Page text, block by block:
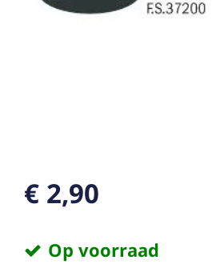
€ 2,90
Op voorraad